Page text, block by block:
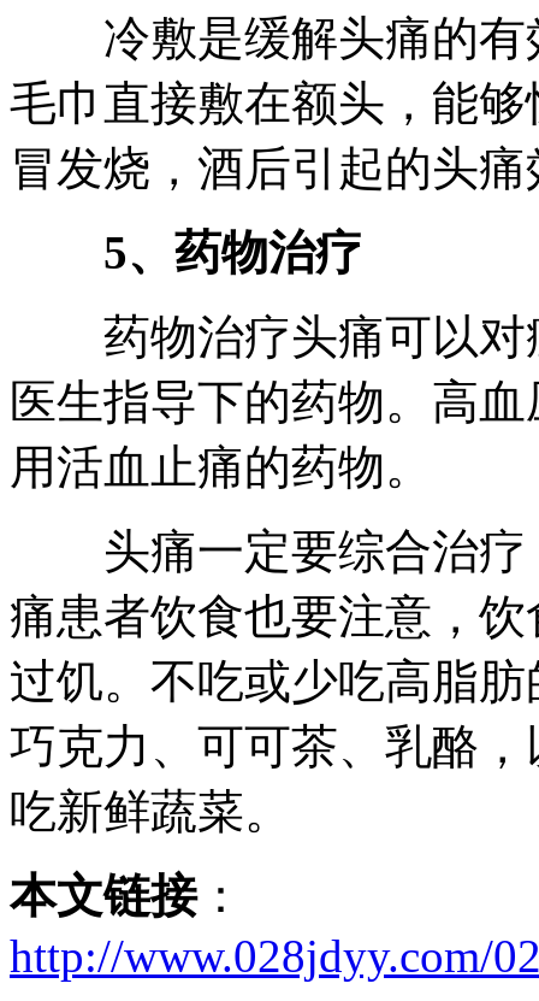
冷敷是缓解头痛的有
毛巾直接敷在额头，能
冒发烧，酒后引起的头
5、药物治疗
药物治疗头痛可以对
医生指导下的药物。高
用活血止痛的药物。
头痛一定要综合治疗
痛患者饮食也要注意，
过饥。不吃或少吃高脂
巧克力、可可茶、乳酪
吃新鲜蔬菜。
本文链接：
http://www.028jdyy.com/